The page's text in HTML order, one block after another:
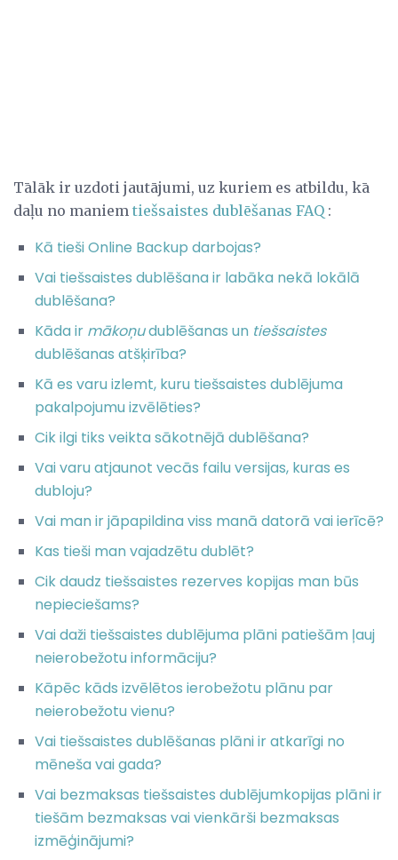
Tālāk ir uzdoti jautājumi, uz kuriem es atbildu, kā
daļu no maniem tiešsaistes dublēšanas FAQ :
Kā tieši Online Backup darbojas?
Vai tiešsaistes dublēšana ir labāka nekā lokālā
dublēšana?
Kāda ir mākoņudublēšanas un tiešsaistes
dublēšanas atšķirība?
Kā es varu izlemt, kuru tiešsaistes dublējuma
pakalpojumu izvēlēties?
Cik ilgi tiks veikta sākotnējā dublēšana?
Vai varu atjaunot vecās failu versijas, kuras es
dubloju?
Vai man ir jāpapildina viss manā datorā vai ierīcē?
Kas tieši man vajadzētu dublēt?
Cik daudz tiešsaistes rezerves kopijas man būs
nepieciešams?
Vai daži tiešsaistes dublējuma plāni patiešām ļauj
neierobežotu informāciju?
Kāpēc kāds izvēlētos ierobežotu plānu par
neierobežotu vienu?
Vai tiešsaistes dublēšanas plāni ir atkarīgi no
mēneša vai gada?
Vai bezmaksas tiešsaistes dublējumkopijas plāni ir
tiešām bezmaksas vai vienkārši bezmaksas
izmēģinājumi?